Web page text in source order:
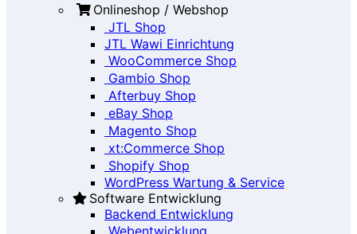
Onlineshop / Webshop
JTL Shop
JTL Wawi Einrichtung
WooCommerce Shop
Gambio Shop
Afterbuy Shop
eBay Shop
Magento Shop
xt:Commerce Shop
Shopify Shop
WordPress Wartung & Service
Software Entwicklung
Backend Entwicklung
Webentwicklung